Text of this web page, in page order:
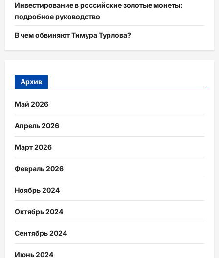
Инвестирование в российские золотые монеты:
подробное руководство
В чем обвиняют Тимура Турлова?
Архив
Май 2026
Апрель 2026
Март 2026
Февраль 2026
Ноябрь 2024
Октябрь 2024
Сентябрь 2024
Июнь 2024